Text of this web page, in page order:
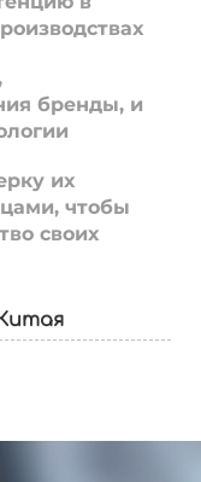
бренды, и
их
чтобы
своих